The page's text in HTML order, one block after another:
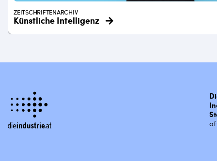
ZEITSCHRIFTENARCHIV
Künstliche Intelligenz